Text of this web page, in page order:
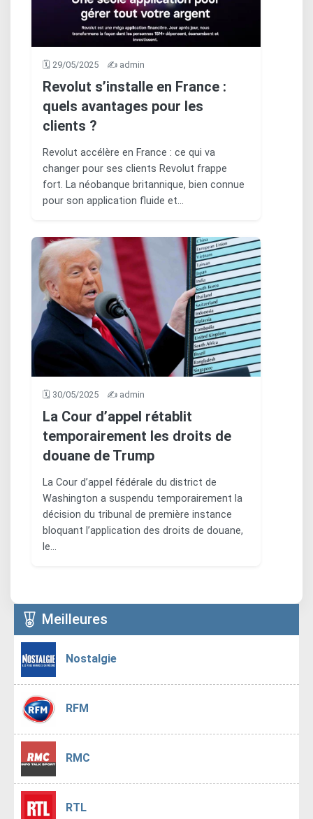
🗓️ 29/05/2025 ✍️ admin
Revolut s’installe en France :
quels avantages pour les
clients ?
Revolut accélère en France : ce qui va
changer pour ses clients Revolut frappe
fort. La néobanque britannique, bien connue
pour son application fluide et…
🗓️ 30/05/2025 ✍️ admin
La Cour d’appel rétablit
temporairement les droits de
douane de Trump
La Cour d’appel fédérale du district de
Washington a suspendu temporairement la
décision du tribunal de première instance
bloquant l’application des droits de douane,
le…
Meilleures
Nostalgie
RFM
RMC
RTL